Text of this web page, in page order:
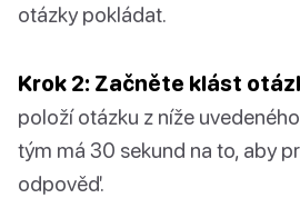
otázky pokládat.
Krok 2: Začněte klást
položí otázku z níže
tým má 30 sekund na to, aby
odpověď.